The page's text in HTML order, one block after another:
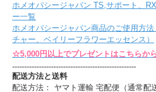
ホメオパシージャパン TS,サポート、
ー一覧
ホメオパシージャパン商品のご使用方
チャー、ベイリーフラワーエッセンス）
☆5,000円以上でプレゼントはこちらか
---------------------------------------------------
配送方法と送料
配送方法： ヤマト運輸 宅配便（通常配